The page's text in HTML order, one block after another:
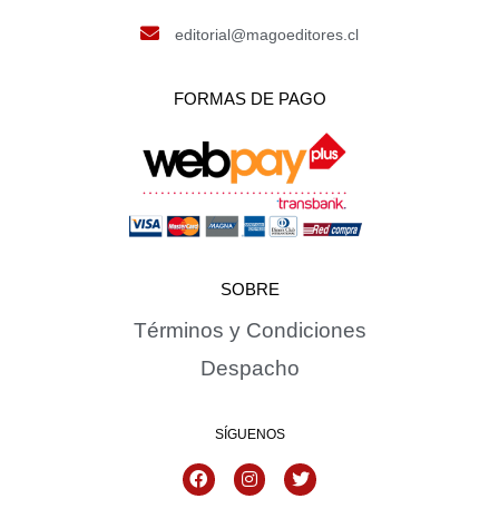
editorial@magoeditores.cl
FORMAS DE PAGO
SOBRE
Términos y Condiciones
Despacho
SÍGUENOS